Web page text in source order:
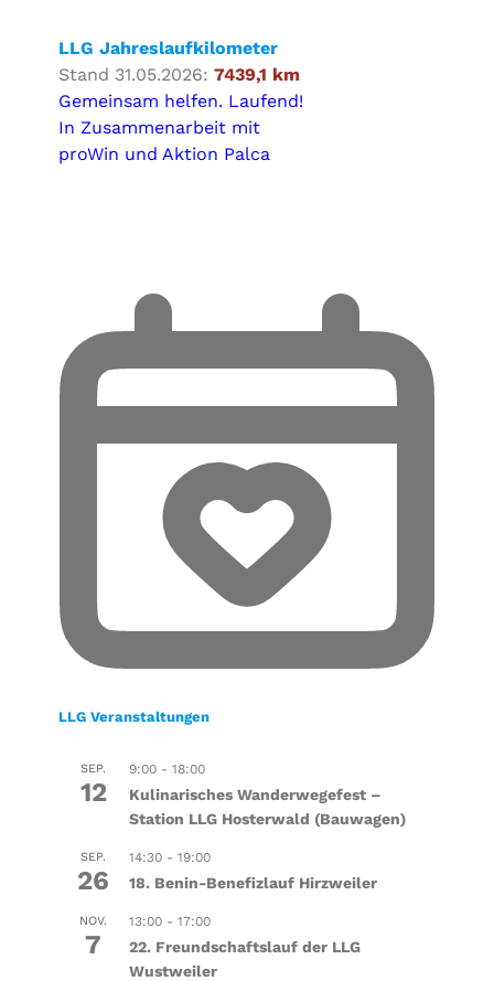
LLG Jahreslaufkilometer
Stand 31.05.2026: 7439,1 km
Gemeinsam helfen. Laufend!
In Zusammenarbeit mit
proWin und Aktion Palca
LLG Veranstaltungen
SEP.
12
9:00- 18:00
Kulinarisches Wanderwegefest –
Station LLG Hosterwald (Bauwagen)
SEP.
26
14:30- 19:00
18. Benin-Benefizlauf Hirzweiler
NOV.
7
13:00- 17:00
22. Freundschaftslauf der LLG
Wustweiler